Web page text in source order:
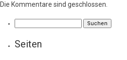
Die Kommentare sind geschlossen.
nach:
Seiten